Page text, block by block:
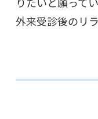
外来受診後のリ